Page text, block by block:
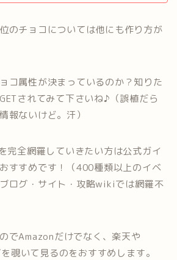
のチョコについては他にも作り方が
コ属性が決まっているのか？知りた
されてみて下さいね♪（誤植だら
報ないけど。汗）
完全網羅していきたい方は公式ガイ
すすめです！（400種類以上のイベ
ログ・サイト・攻略wikiでは網羅不
でAmazonだけでなく、楽天や
覗いて見るのをおすすめします。